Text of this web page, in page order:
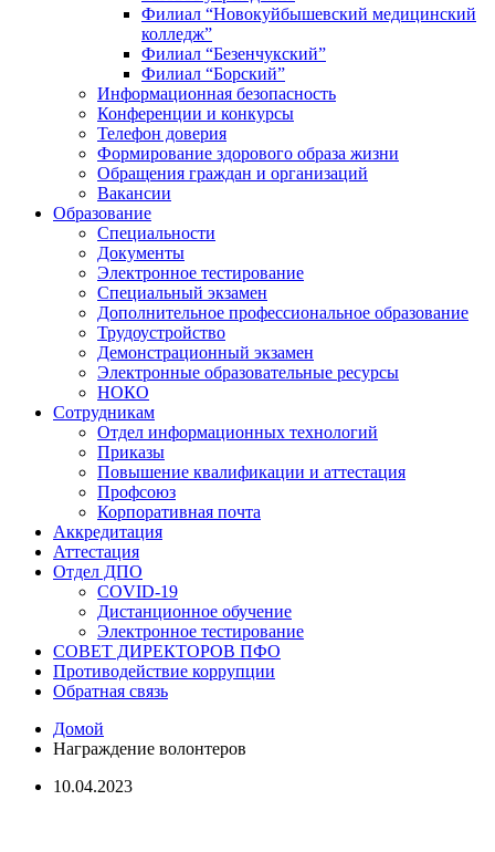
Филиал “Новокуйбышевский медицинский
колледж”
Филиал “Безенчукский”
Филиал “Борский”
Информационная безопасность
Конференции и конкурсы
Телефон доверия
Формирование здорового образа жизни
Обращения граждан и организаций
Вакансии
Образование
Специальности
Документы
Электронное тестирование
Специальный экзамен
Дополнительное профессиональное образование
Трудоустройство
Демонстрационный экзамен
Электронные образовательные ресурсы
НОКО
Сотрудникам
Отдел информационных технологий
Приказы
Повышение квалификации и аттестация
Профсоюз
Корпоративная почта
Аккредитация
Аттестация
Отдел ДПО
COVID-19
Дистанционное обучение
Электронное тестирование
СОВЕТ ДИРЕКТОРОВ ПФО
Противодействие коррупции
Обратная связь
Домой
Награждение волонтеров
10.04.2023